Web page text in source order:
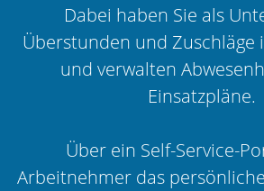
Dabei haben Sie als
Überstunden und Zuschläge
und verwalten
Einsatzpläne.
Über ein Self-Service-
Arbeitnehmer das